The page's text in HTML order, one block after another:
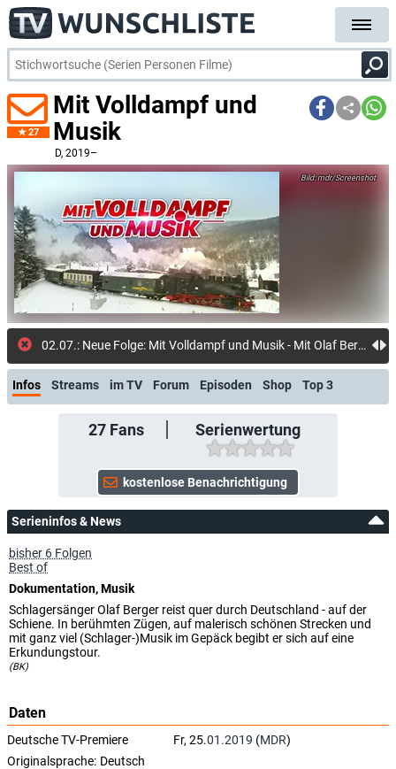
27
Mit Volldampf und
Musik
D, 2019–
mdr/Screenshot
02.07.: Neue Folge: Mit Volldampf und Musik - Mit Olaf Berger unterwegs auf der Elbe (ARD Mediathek)
Infos Streams im TV Forum Episoden Shop Top 3
27Fans Serienwertung
Serieninfos & News
bisher 6 Folgen
Best of
Dokumentation, Musik
Schlagersänger Olaf Berger reist quer durch Deutschland - auf der
Schiene. In berühmten Zügen, auf malerisch schönen Strecken und
mit ganz viel (Schlager-)Musik im Gepäck begibt er sich auf eine
Erkundungstour.
(BK)
Daten
Deutsche TV-Premiere Fr, 25.01.2019 (MDR)
Originalsprache: Deutsch